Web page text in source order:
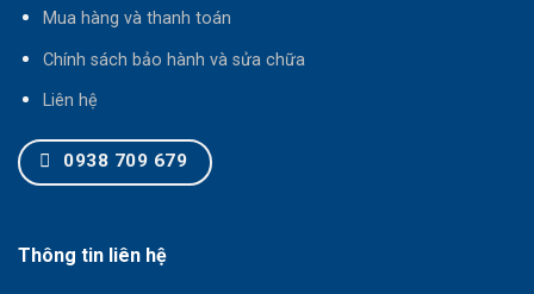
Mua hàng và thanh toán
Chính sách bảo hành và sửa chữa
Liên hệ
0938 709 679
Thông tin liên hệ